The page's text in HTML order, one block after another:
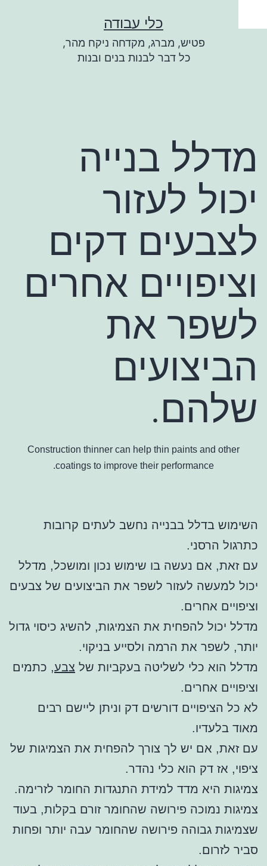
לתוכן
כלי עבודה
פטיש, מברג, מקדחה ניקח מהר,
כל דבר לבנות בנים ובנות
מדלל בנייה
יכול לעזור
לצבעים דקים
וציפויים אחרים
לשפר את
הביצועים
שלהם.
Construction thinner can help thin paints and other
coatings to improve their performance.
השימוש בדלל בבנייה נחשב לעתים קרובות
כתרגול הרסני.
עם זאת, אם נעשה בו שימוש נכון ומושכל, מדלל
יכול למעשה לעזור לשפר את הביצועים של צבעים
וציפויים אחרים.
מדלל יכול להפחית את הצמיגות, להשיג כיסוי גדול
יותר, לשפר את הרמה ולסייע בניקוי.
מדלל הוא כלי לשליטה בעקביות של צבע, כתמים
וציפויים אחרים.
לא כל הציפויים דורשים דק וניתן ליישם רבים
מאוד בלעדיו.
עם זאת, אם יש לך צורך להפחית את הצמיגות של
ציפוי, אז דק הוא כלי נהדר.
צמיגות היא מדד למידת התנגדות החומר לזרימה.
צמיגות נמוכה פירושה שהחומר זורם בקלות, בעוד
שצמיגות גבוהה פירושה שהחומר עבה יותר ופחות
סביר לזרום.